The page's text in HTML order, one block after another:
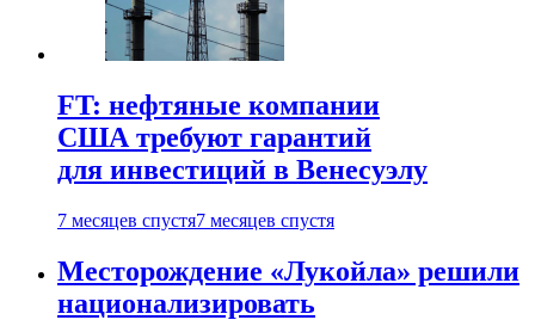
FT: нефтяные компании
США требуют гарантий
для инвестиций в Венесуэлу
7 месяцев спустя7 месяцев спустя
Месторождение «Лукойла» решили
национализировать